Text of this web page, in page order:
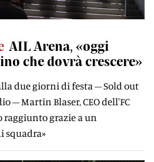
AIL Arena, «oggi
che dovrà crescere»
due giorni di festa – Sold out
– Martin Blaser, CEO dell'FC
raggiunto grazie a un
squadra»